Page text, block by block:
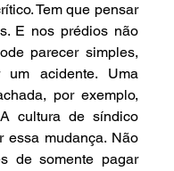
Tem que pensar
E nos prédios não
parecer simples,
um acidente. Uma
por exemplo,
cultura de síndico
essa mudança. Não
de somente pagar